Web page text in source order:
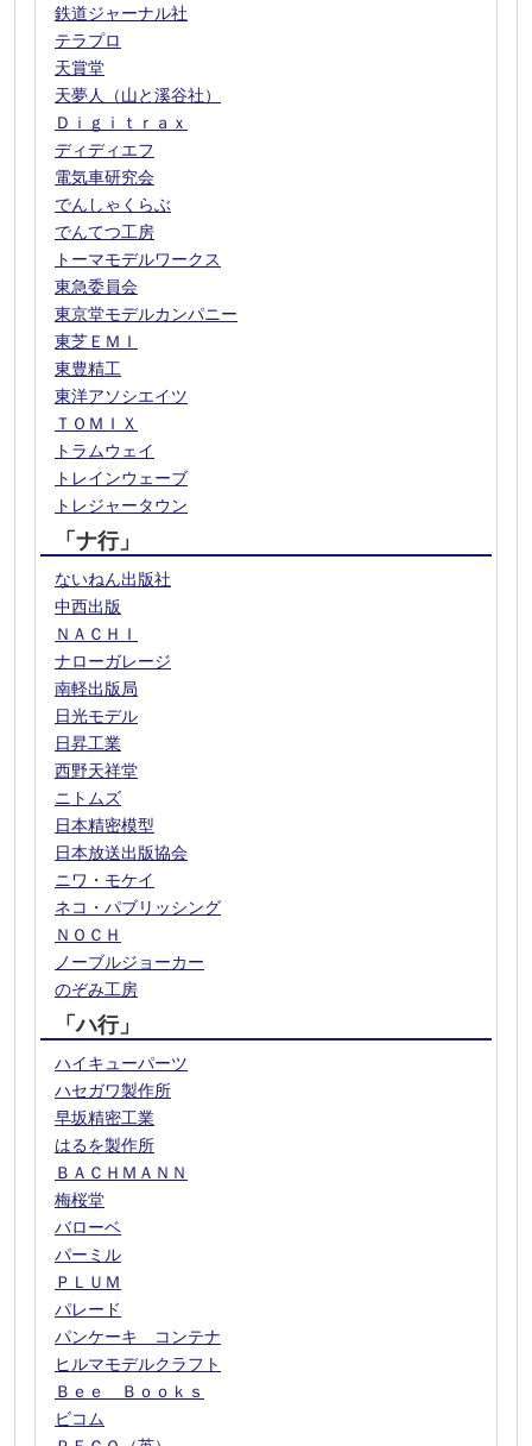
鉄道ジャーナル社
テラプロ
天賞堂
天夢人（山と溪谷社）
Ｄｉｇｉｔｒａｘ
ディディエフ
電気車研究会
でんしゃくらぶ
でんてつ工房
トーマモデルワークス
東急委員会
東京堂モデルカンパニー
東芝ＥＭＩ
東豊精工
東洋アソシエイツ
ＴＯＭＩＸ
トラムウェイ
トレインウェーブ
トレジャータウン
「ナ行」
ないねん出版社
中西出版
ＮＡＣＨＩ
ナローガレージ
南軽出版局
日光モデル
日昇工業
西野天祥堂
ニトムズ
日本精密模型
日本放送出版協会
ニワ・モケイ
ネコ・パブリッシング
ＮＯＣＨ
ノーブルジョーカー
のぞみ工房
「ハ行」
ハイキューパーツ
ハセガワ製作所
早坂精密工業
はるを製作所
ＢＡＣＨＭＡＮＮ
梅桜堂
バローベ
パーミル
ＰＬＵＭ
パレード
パンケーキ コンテナ
ヒルマモデルクラフト
Ｂｅｅ Ｂｏｏｋｓ
ビコム